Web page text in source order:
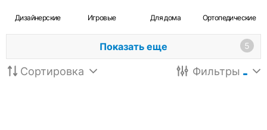
Дизайнерские Игровые Для дома Ортопедические
Показать еще 5
Сортировка Фильтры